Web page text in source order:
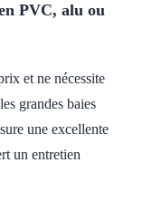
PVC, alu ou
et ne nécessite
grandes baies
une excellente
un entretien